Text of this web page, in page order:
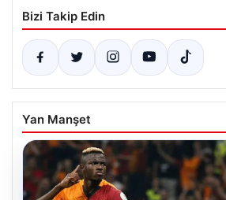
Bizi Takip Edin
Yan Manşet